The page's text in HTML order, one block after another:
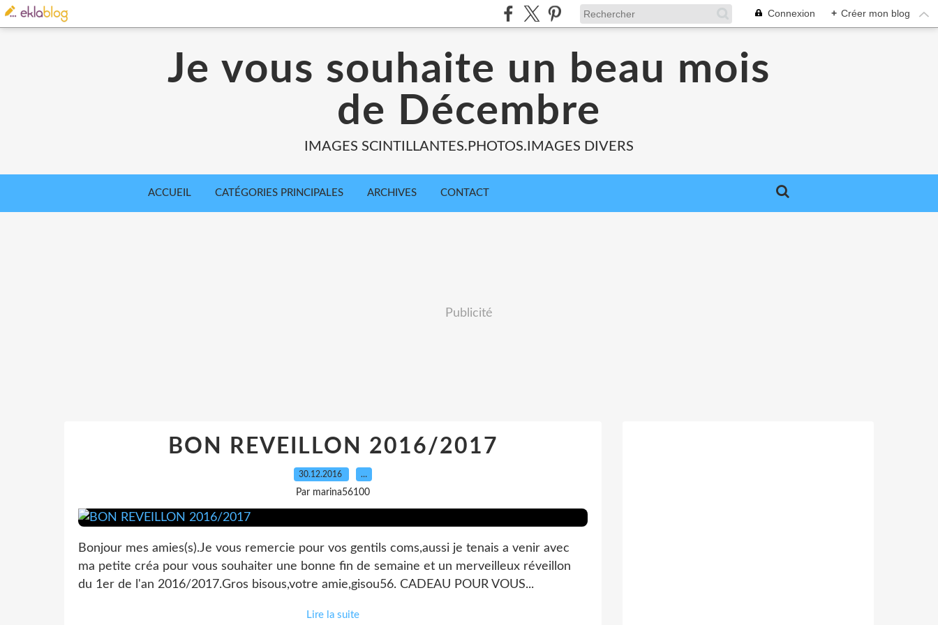
Connexion + Créer mon blog
Je vous souhaite un beau mois
de Décembre
IMAGES SCINTILLANTES.PHOTOS.IMAGES DIVERS
ACCUEIL CATÉGORIES PRINCIPALES ARCHIVES CONTACT
Publicité
BON REVEILLON 2016/2017
30.12.2016 …
Par marina56100
Bonjour mes amies(s).Je vous remercie pour vos gentils coms,aussi je tenais a venir avec
ma petite créa pour vous souhaiter une bonne fin de semaine et un merveilleux réveillon
du 1er de l'an 2016/2017.Gros bisous,votre amie,gisou56. CADEAU POUR VOUS...
Lire la suite